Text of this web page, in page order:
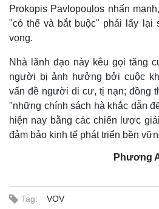
Prokopis Pavlopoulos nhấn
"có thể và bắt buộc" phải lấy lại
vọng.
Nhà lãnh đạo này kêu gọi tăng
người bị ảnh hưởng bởi cuộc
vấn đề người di cư, tị nạn; đồng
"những chính sách hà khắc dẫn
hiện nay bằng các chiến lược
đảm bảo kinh tế phát triển bền
Phương
Tag: VOV